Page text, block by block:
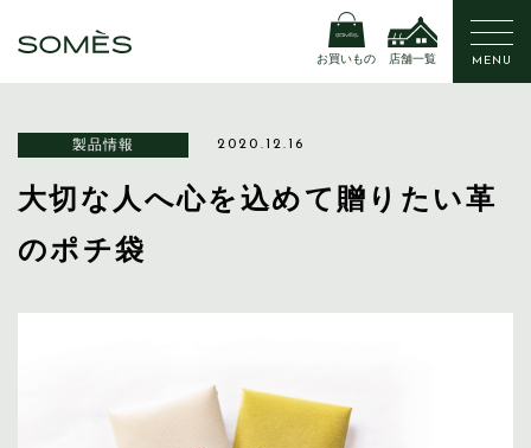
お買いもの 店舗一覧 MENU
製品情報 2020.12.16
大切な人へ心を込めて贈りたい革
のポチ袋